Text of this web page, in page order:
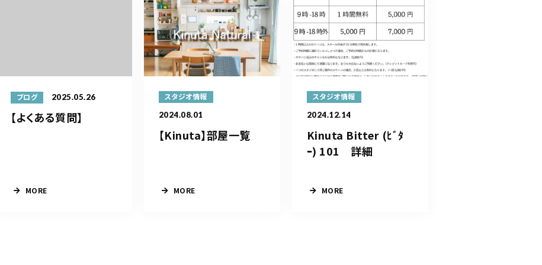
ブログ 2025.05.26
【よくある質問】
MORE
スタジオ情報
2024.08.01
【Kinuta】部屋一覧
MORE
スタジオ情報
2024.12.14
Kinuta Bitter (ﾋﾞﾀ
ｰ) 101 詳細
MORE